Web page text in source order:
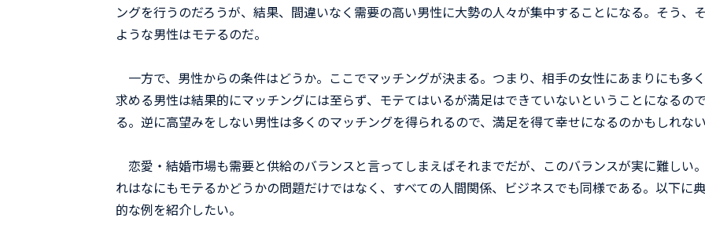
ングを行うのだろうが、結果、間違いなく需要の高い男性に大勢の人々が集中することになる。そう、
ような男性はモテるのだ。
一方で、男性からの条件はどうか。ここでマッチングが決まる。つまり、相手の女性にあまりにも多
求める男性は結果的にマッチングには至らず、モテてはいるが満足はできていないということになるの
る。逆に高望みをしない男性は多くのマッチングを得られるので、満足を得て幸せになるのかもしれない
恋愛・結婚市場も需要と供給のバランスと言ってしまえばそれまでだが、このバランスが実に難しい
れはなにもモテるかどうかの問題だけではなく、すべての人間関係、ビジネスでも同様である。以下に
的な例を紹介したい。